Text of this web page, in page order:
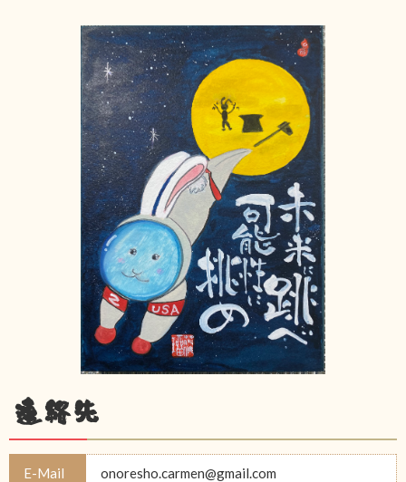
連絡先
E-Mail onoresho.carmen@gmail.com